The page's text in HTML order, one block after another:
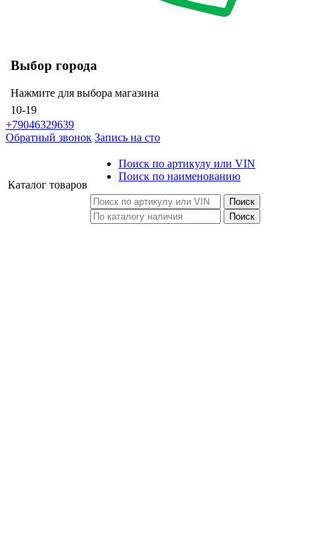
Выбор города
Нажмите для выбора магазина
10-19
+79046329639
Обратный звонок Запись на сто
Каталог товаров
Поиск по артикулу или VIN
Поиск по наименованию
Поиск
Поиск